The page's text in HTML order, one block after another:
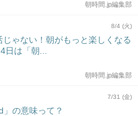
朝時間.jp編集部
8/4 (火)
ゃない！朝がもっと楽しくなる
日は「朝...
朝時間.jp編集部
7/31 (金)
の意味って？